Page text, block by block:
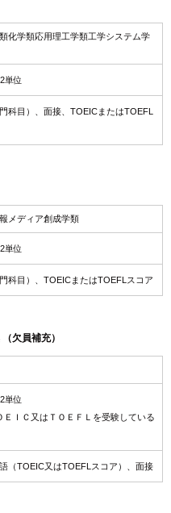
化学類応用理工学類工学システム学
単位
科目）、面接、TOEICまたはTOEFL
メディア創成学類
単位
科目）、TOEICまたはTOEFLスコア
欠員補充）
単位
ＥＩＣ又はＴＯＥＦＬを受験している
（TOEIC又はTOEFLスコア）、面接